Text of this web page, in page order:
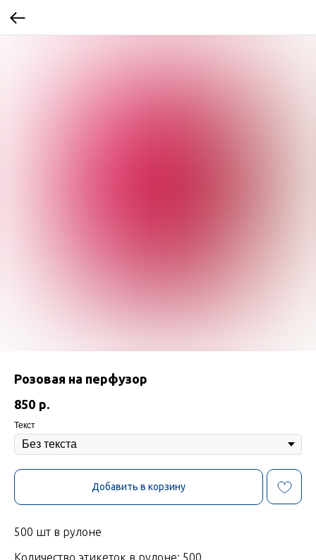
Розовая на перфузор
850 р.
Текст
Добавить в корзину
500 шт в рулоне
Количество этикеток в рулоне: 500